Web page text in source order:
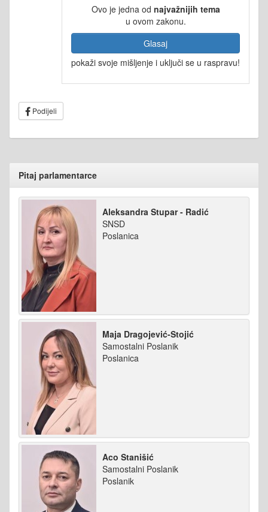
Ovo je jedna od najvažnijih tema
u ovom zakonu.
Glasaj
pokaži svoje mišljenje i uključi se u raspravu!
Podijeli
Pitaj parlamentarce
Aleksandra Stupar - Radić
SNSD
Poslanica
Maja Dragojević-Stojić
Samostalni Poslanik
Poslanica
Aco Stanišić
Samostalni Poslanik
Poslanik